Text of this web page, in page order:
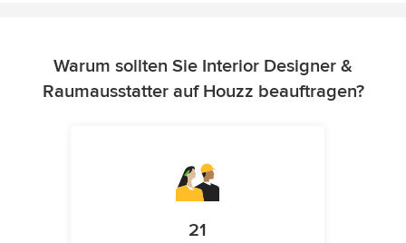
Warum sollten Sie Interior Designer &
Raumausstatter auf Houzz beauftragen?
21